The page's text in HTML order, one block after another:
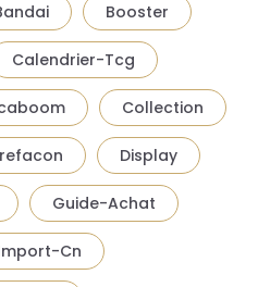
Booster
Calendrier-Tcg
Collection
Display
Guide-Achat
Cn